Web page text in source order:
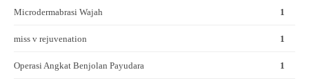
Microdermabrasi Wajah 1
miss v rejuvenation 1
Operasi Angkat Benjolan Payudara 1